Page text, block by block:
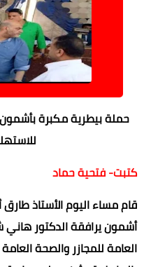
حملة بيطرية مكبرة
كتبت- فتحية حماد
قام مساء اليوم الأستاذ
أشمون يرافقة الدكتور هاني
العامة للمجازر والصحة